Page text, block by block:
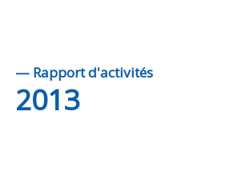
— Rapport d'activités
2013